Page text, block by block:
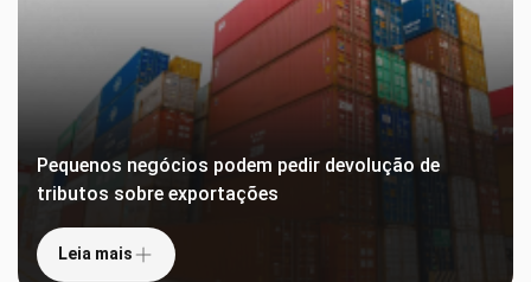
Pequenos negócios podem pedir devolução de
tributos sobre exportações
Leia mais
Estado investe R$ 1,3 milhão para criação de
empresas inovadoras
Crédito é uma das principais demandas para
empresárias